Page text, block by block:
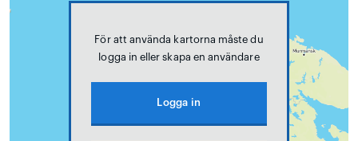
För att använda kartorna måste du
logga in eller skapa en användare
Logga in